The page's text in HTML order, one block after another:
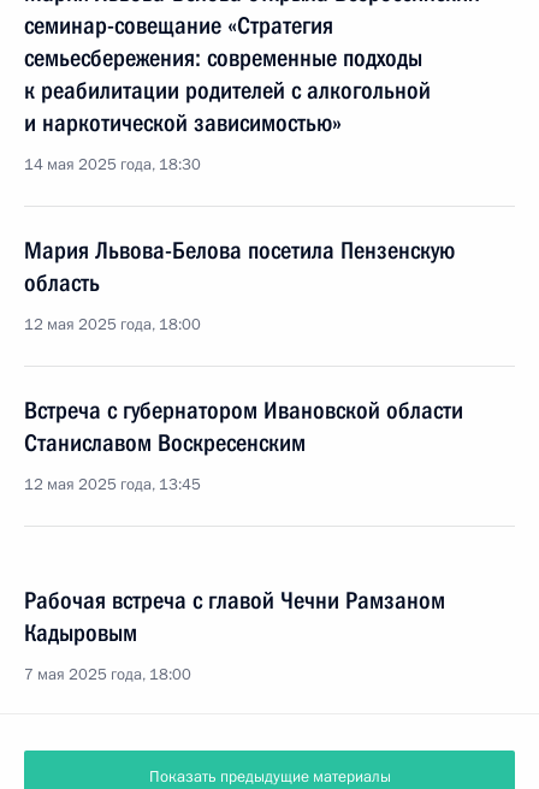
семинар-совещание «Стратегия
семьесбережения: современные подходы
к реабилитации родителей с алкогольной
и наркотической зависимостью»
14 мая 2025 года, 18:30
Мария Львова-Белова посетила Пензенскую
область
12 мая 2025 года, 18:00
Встреча с губернатором Ивановской области
Станиславом Воскресенским
12 мая 2025 года, 13:45
Рабочая встреча с главой Чечни Рамзаном
Кадыровым
7 мая 2025 года, 18:00
Показать предыдущие материалы